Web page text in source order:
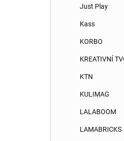
Just Play
Kass
KORBO
KREATIVNÍ
KTN
KULIMAG
LALABOOM
LAMABRICKS